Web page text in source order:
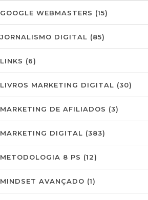
GOOGLE WEBMASTERS (15)
JORNALISMO DIGITAL (85)
LINKS (6)
LIVROS MARKETING DIGITAL (30)
MARKETING DE AFILIADOS (3)
MARKETING DIGITAL (383)
METODOLOGIA 8 PS (12)
MINDSET AVANÇADO (1)